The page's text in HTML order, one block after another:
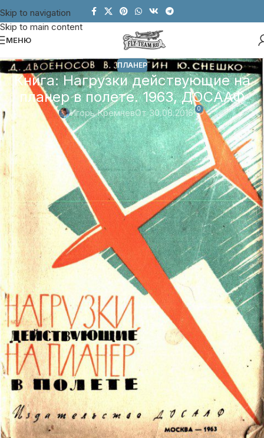
Skip to navigation
Skip to main content
МЕНЮ
ПЛАНЕР
Книга: Нагрузки действующие на
планер в полете. 1963, ДОСААФ
Игорь КремневОт 30.08.2016 0
Минутка знаний: «Нагрузки действующие на
планер в полете»
Автор:
Двоеносов Д., Замятин В., Снешко Ю.
Год:1963, ДОСААФ
Скачать. PDF
Настоящая книга предназначена для широкого круга
планеристов-спортсменов и может служить пособием при
изучении полетов на планере.
В книге рассказывается о нагрузках, действующих на планер
в полете, при взлете и посадке.
Предполагается, что читатели-планеристы знакомы с
элементами аэродинамики и метеорологии.
Цель книги
— способствовать повышению общего
технического уровня летного состава ДОСААФ,
содействовать развитию интереса спортсменов к
существу полета во всем его многообразии, развивать у них
вдумчивое отношение к своей спортивной деятельности.